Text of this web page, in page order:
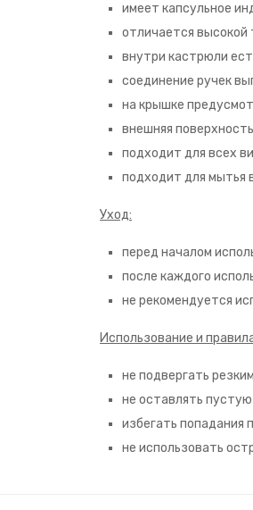
имеет капсульное
отличается высокой
внутри кастрюли
соединение ручек
на крышке
внешняя
подходит для всех
подходит для мытья
Уход:
перед началом
после каждого
не рекомендуется
Использование и
не подвергать
не оставлять
избегать попадания
не использовать